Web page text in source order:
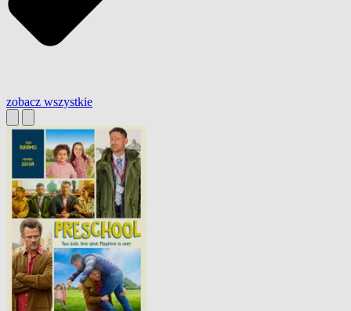
zobacz wszystkie